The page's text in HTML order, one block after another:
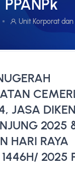
PPANPk
Unit Korporat dan
JASA
2025
HARI RAYA
2025